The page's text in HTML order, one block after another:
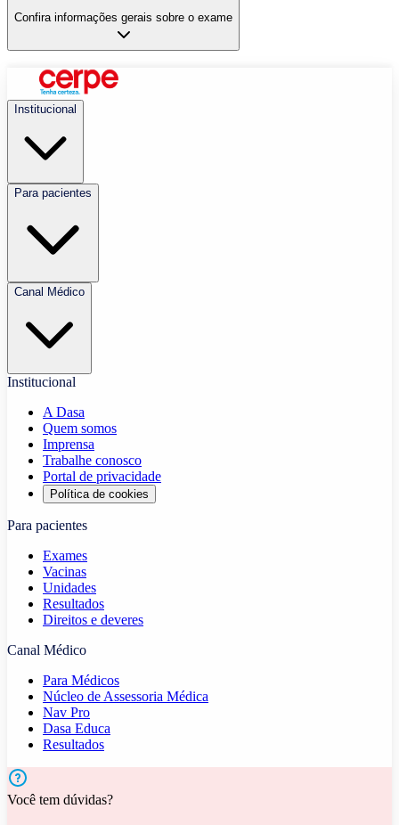
Confira informações gerais sobre o exame
Institucional
Para pacientes
Canal Médico
Institucional
A Dasa
Quem somos
Imprensa
Trabalhe conosco
Portal de privacidade
Política de cookies
Para pacientes
Exames
Vacinas
Unidades
Resultados
Direitos e deveres
Canal Médico
Para Médicos
Núcleo de Assessoria Médica
Nav Pro
Dasa Educa
Resultados
Você tem dúvidas?